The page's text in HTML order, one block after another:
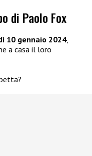
di Paolo Fox
10 gennaio 2024,
a casa il loro